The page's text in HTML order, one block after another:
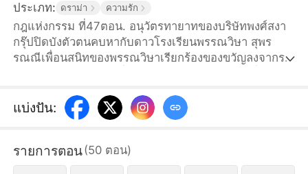
ประเภท: ดราม่า ความรัก
กฎแห่งกรรม ที่47ตอน. อนุวัตรทายาทของบริษัทพงศ์สงา
กรุ๊ปปิดบังตัวตนคบหากับดาวโรงเรียนพรรณวิษา สุพร
รณณีเพื่อนสนิทของพรรณวิษาเรียกร้องของขวัญลงจากรถ
พร้อมของขวัญมูลค่าสูง แต่กลับถูกสุพรรณณีและพรรณ
ทอดทิ้ง ทำให้เกิดกระแสและการโจมตีในโลกออนไลน์
บุษบาตอบโต้อย่างแข็งแกร่ง รวบรวมหลักฐานและแจ้ง
แบ่งปัน:
รายการตอน(50 ตอน)